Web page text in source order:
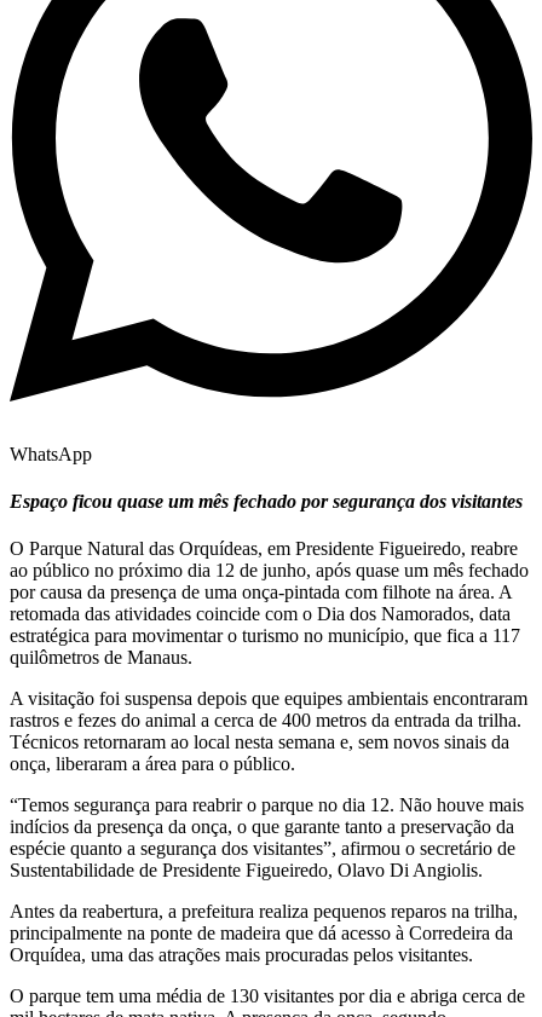
WhatsApp
Espaço ficou quase um mês fechado por segurança dos visitantes
O Parque Natural das Orquídeas, em Presidente Figueiredo, reabre
ao público no próximo dia 12 de junho, após quase um mês fechado
por causa da presença de uma onça-pintada com filhote na área. A
retomada das atividades coincide com o Dia dos Namorados, data
estratégica para movimentar o turismo no município, que fica a 117
quilômetros de Manaus.
A visitação foi suspensa depois que equipes ambientais encontraram
rastros e fezes do animal a cerca de 400 metros da entrada da trilha.
Técnicos retornaram ao local nesta semana e, sem novos sinais da
onça, liberaram a área para o público.
“Temos segurança para reabrir o parque no dia 12. Não houve mais
indícios da presença da onça, o que garante tanto a preservação da
espécie quanto a segurança dos visitantes”, afirmou o secretário de
Sustentabilidade de Presidente Figueiredo, Olavo Di Angiolis.
Antes da reabertura, a prefeitura realiza pequenos reparos na trilha,
principalmente na ponte de madeira que dá acesso à Corredeira da
Orquídea, uma das atrações mais procuradas pelos visitantes.
O parque tem uma média de 130 visitantes por dia e abriga cerca de